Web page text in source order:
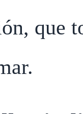
que